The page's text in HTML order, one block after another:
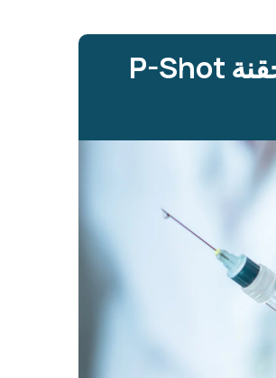
العلاج بالموجات الصدمية/حقنة P-Shot